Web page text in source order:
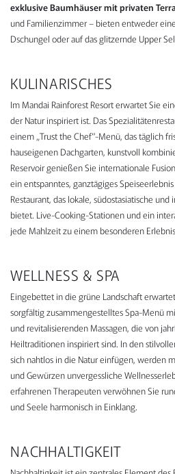
exklusive Baumhäuser mit privaten
und Familienzimmer – bieten entweder
Dschungel oder auf das glitzernde Upper
KULINARISCHES
Im Mandai Rainforest Resort erwartet Sie
der Natur inspiriert ist. Das
einem „Trust the Chef“-Menü, das täglich
hauseigenen Dachgarten, kunstvoll
Reservoir genießen Sie internationale
ein entspanntes, ganztägiges
Restaurant, das lokale, südostasiatische
bietet. Live-Cooking-Stationen und ein
jede Mahlzeit zu einem besonderen
WELLNESS & SPA
Eingebettet in die grüne Landschaft
sorgfältig zusammengestelltes Spa-Menü
und revitalisierenden Massagen, die von
Heiltraditionen inspiriert sind. In den
sich nahtlos in die Natur einfügen, werden
und Gewürzen unvergessliche
erfahrenen Therapeuten verwöhnen Sie
und Seele harmonisch in Einklang.
NACHHALTIGKEIT